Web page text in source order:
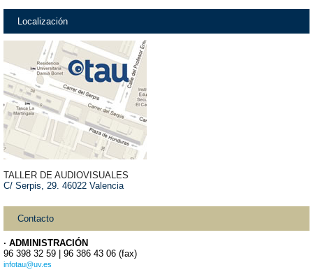
Localización
TALLER DE AUDIOVISUALES
C/ Serpis, 29. 46022 Valencia
Contacto
· ADMINISTRACIÓN
96 398 32 59 | 96 386 43 06 (fax)
infotau@uv.es